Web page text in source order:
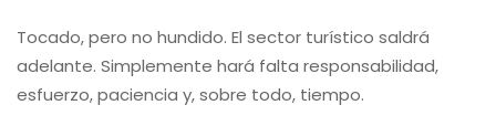
Tocado, pero no hundido. El sector turístico saldrá
adelante. Simplemente hará falta responsabilidad,
esfuerzo, paciencia y, sobre todo, tiempo.